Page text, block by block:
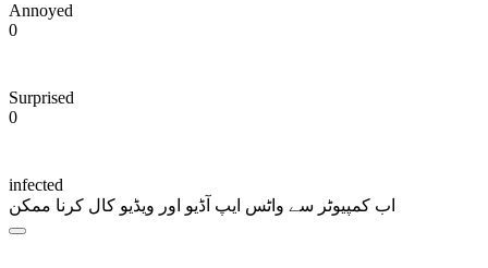
Annoyed
0
Surprised
0
infected
اب کمپیوٹر سے واٹس ایپ آڈیو اور ویڈیو کال کرنا ممکن